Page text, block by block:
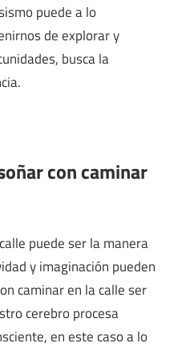
puede a lo
de explorar y
busca la
con caminar
puede ser la manera
y imaginación pueden
caminar en la calle ser
cerebro procesa
en este caso a lo